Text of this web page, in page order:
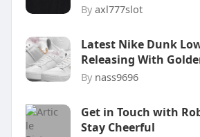
By axl777slot
Latest Nike Dunk
Releasing With
By nass9696
Get in Touch with
Stay Cheerful